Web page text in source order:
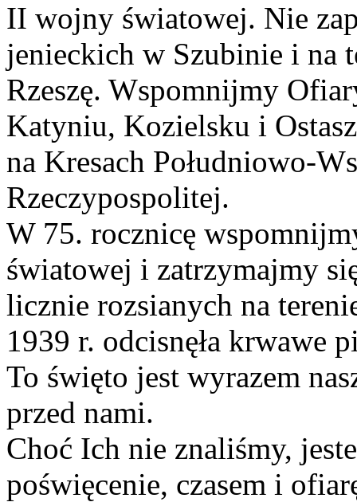
II wojny światowej. Nie
jenieckich w Szubinie i na
Rzeszę. Wspomnijmy
Katyniu, Kozielsku i
na Kresach Południowo-
Rzeczypospolitej.
W 75. rocznicę
światowej i zatrzymajmy
licznie rozsianych na
1939 r. odcisnęła krwawe
To święto jest wyrazem
przed nami.
Choć Ich nie znaliśmy,
poświęcenie, czasem i